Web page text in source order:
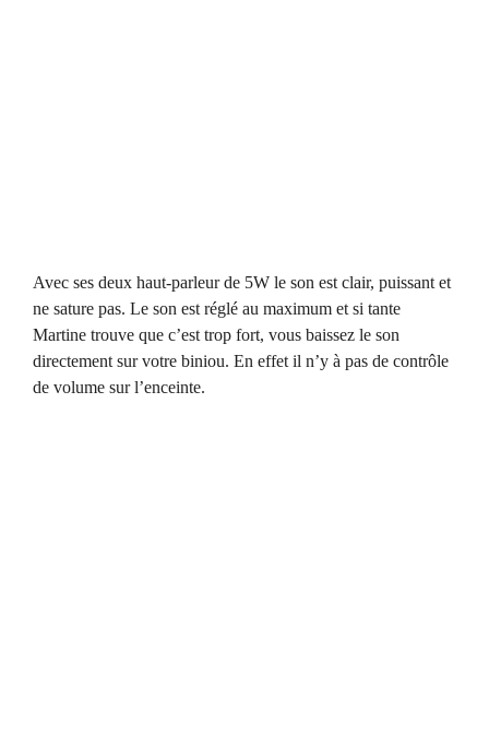
Avec ses deux haut-parleur de 5W le son est clair, puissant et
ne sature pas. Le son est réglé au maximum et si tante
Martine trouve que c’est trop fort, vous baissez le son
directement sur votre biniou. En effet il n’y à pas de contrôle
de volume sur l’enceinte.